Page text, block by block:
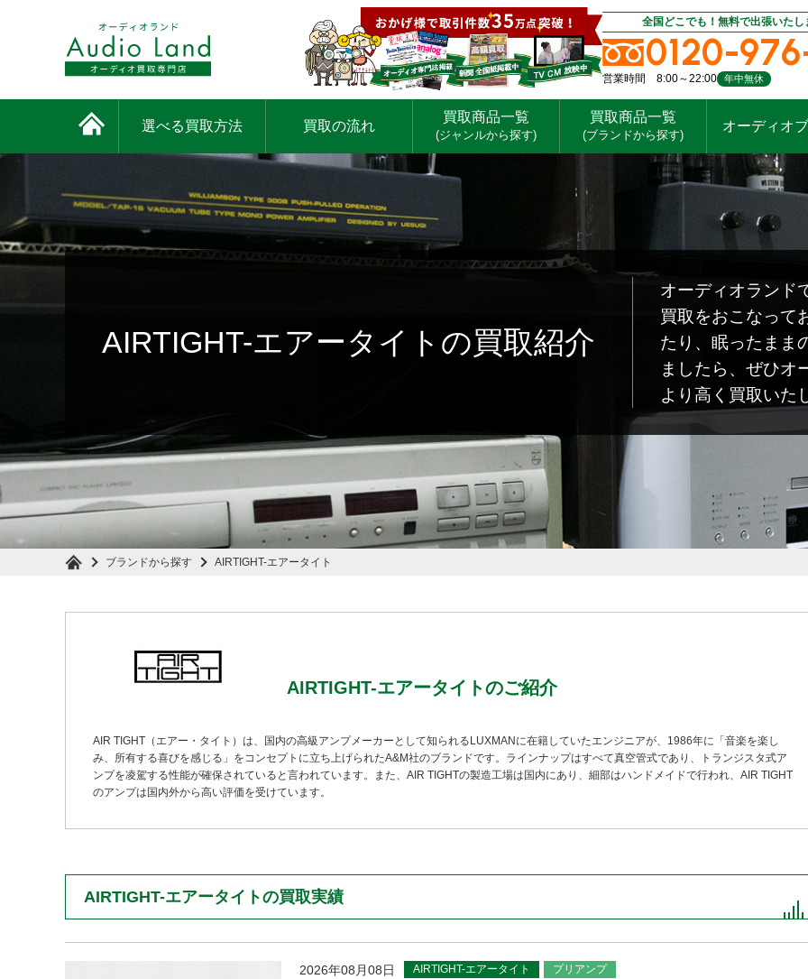
全国どこでも！無料で出張いたし
0120-
営業時間 8:00～22:00 年中無休
選べる買取方法 買取の流れ
買取商品一覧
(ジャンルから探す)
買取商品一覧
(ブランドから探す)
オーディオ
AIRTIGHT-エアータイトの買取紹介
オーディオランド
買取をおこなって
たり、眠ったまま
ましたら、ぜひオ
より高く買取いた
ブランドから探す AIRTIGHT-エアータイト
AIRTIGHT-エアータイトのご紹介
AIR TIGHT（エアー・タイト）は、国内の高級アンプメーカーとして知られるLUXMANに在籍していたエンジニアが、1986年に「音楽を楽し
み、所有する喜びを感じる」をコンセプトに立ち上げられたA&M社のブランドです。ラインナップはすべて真空管式であり、トランジスタ式ア
ンプを凌駕する性能が確保されていると言われています。また、AIR TIGHTの製造工場は国内にあり、細部はハンドメイドで行われ、AIR TIGHT
のアンプは国内外から高い評価を受けています。
AIRTIGHT-エアータイトの買取実績
2026年08月08日 AIRTIGHT-エアータイト プリアンプ